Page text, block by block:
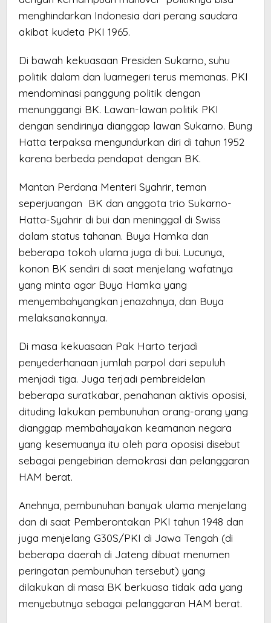
menghindarkan Indonesia dari perang saudara
akibat kudeta PKI 1965.
Di bawah kekuasaan Presiden Sukarno, suhu
politik dalam dan luarnegeri terus memanas. PKI
mendominasi panggung politik dengan
menunggangi BK. Lawan-lawan politik PKI
dengan sendirinya dianggap lawan Sukarno. Bung
Hatta terpaksa mengundurkan diri di tahun 1952
karena berbeda pendapat dengan BK.
Mantan Perdana Menteri Syahrir, teman
seperjuangan BK dan anggota trio Sukarno-
Hatta-Syahrir di bui dan meninggal di Swiss
dalam status tahanan. Buya Hamka dan
beberapa tokoh ulama juga di bui. Lucunya,
konon BK sendiri di saat menjelang wafatnya
yang minta agar Buya Hamka yang
menyembahyangkan jenazahnya, dan Buya
melaksanakannya.
Di masa kekuasaan Pak Harto terjadi
penyederhanaan jumlah parpol dari sepuluh
menjadi tiga. Juga terjadi pembreidelan
beberapa suratkabar, penahanan aktivis oposisi,
dituding lakukan pembunuhan orang-orang yang
dianggap membahayakan keamanan negara
yang kesemuanya itu oleh para oposisi disebut
sebagai pengebirian demokrasi dan pelanggaran
HAM berat.
Anehnya, pembunuhan banyak ulama menjelang
dan di saat Pemberontakan PKI tahun 1948 dan
juga menjelang G30S/PKI di Jawa Tengah (di
beberapa daerah di Jateng dibuat menumen
peringatan pembunuhan tersebut) yang
dilakukan di masa BK berkuasa tidak ada yang
menyebutnya sebagai pelanggaran HAM berat.